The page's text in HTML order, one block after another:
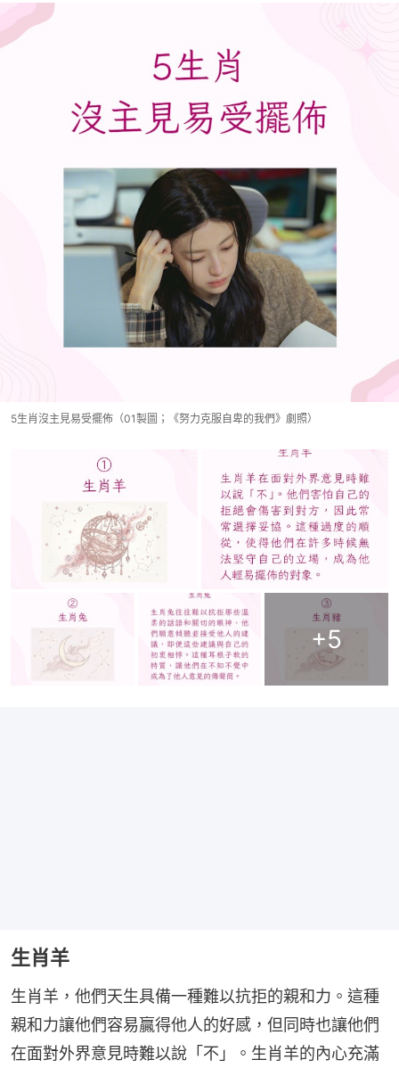
5生肖沒主見易受擺佈（01製圖；《努力克服自卑的我們》劇照）
+5
生肖羊
生肖羊，他們天生具備一種難以抗拒的親和力。這種
親和力讓他們容易贏得他人的好感，但同時也讓他們
在面對外界意見時難以說「不」。生肖羊的內心充滿